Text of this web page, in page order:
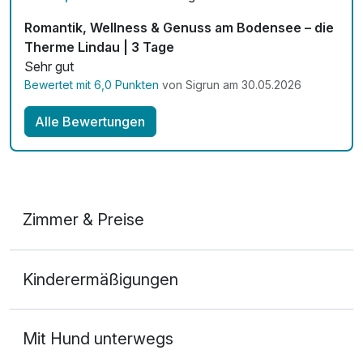
Kostenloses W-LAN
Zimmerservice verfügbar
Mit Hotelbar
Romantik, Wellness & Genuss am Bodensee – die
Therme Lindau | 3 Tage
Sehr gut
Bewertet mit 6,0 Punkten von Sigrun am 30.05.2026
Alle Bewertungen
Zimmer & Preise
2 Erwachsene
Kinderermäßigungen
Mit Hund unterwegs